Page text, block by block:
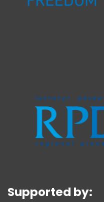
Supported by: